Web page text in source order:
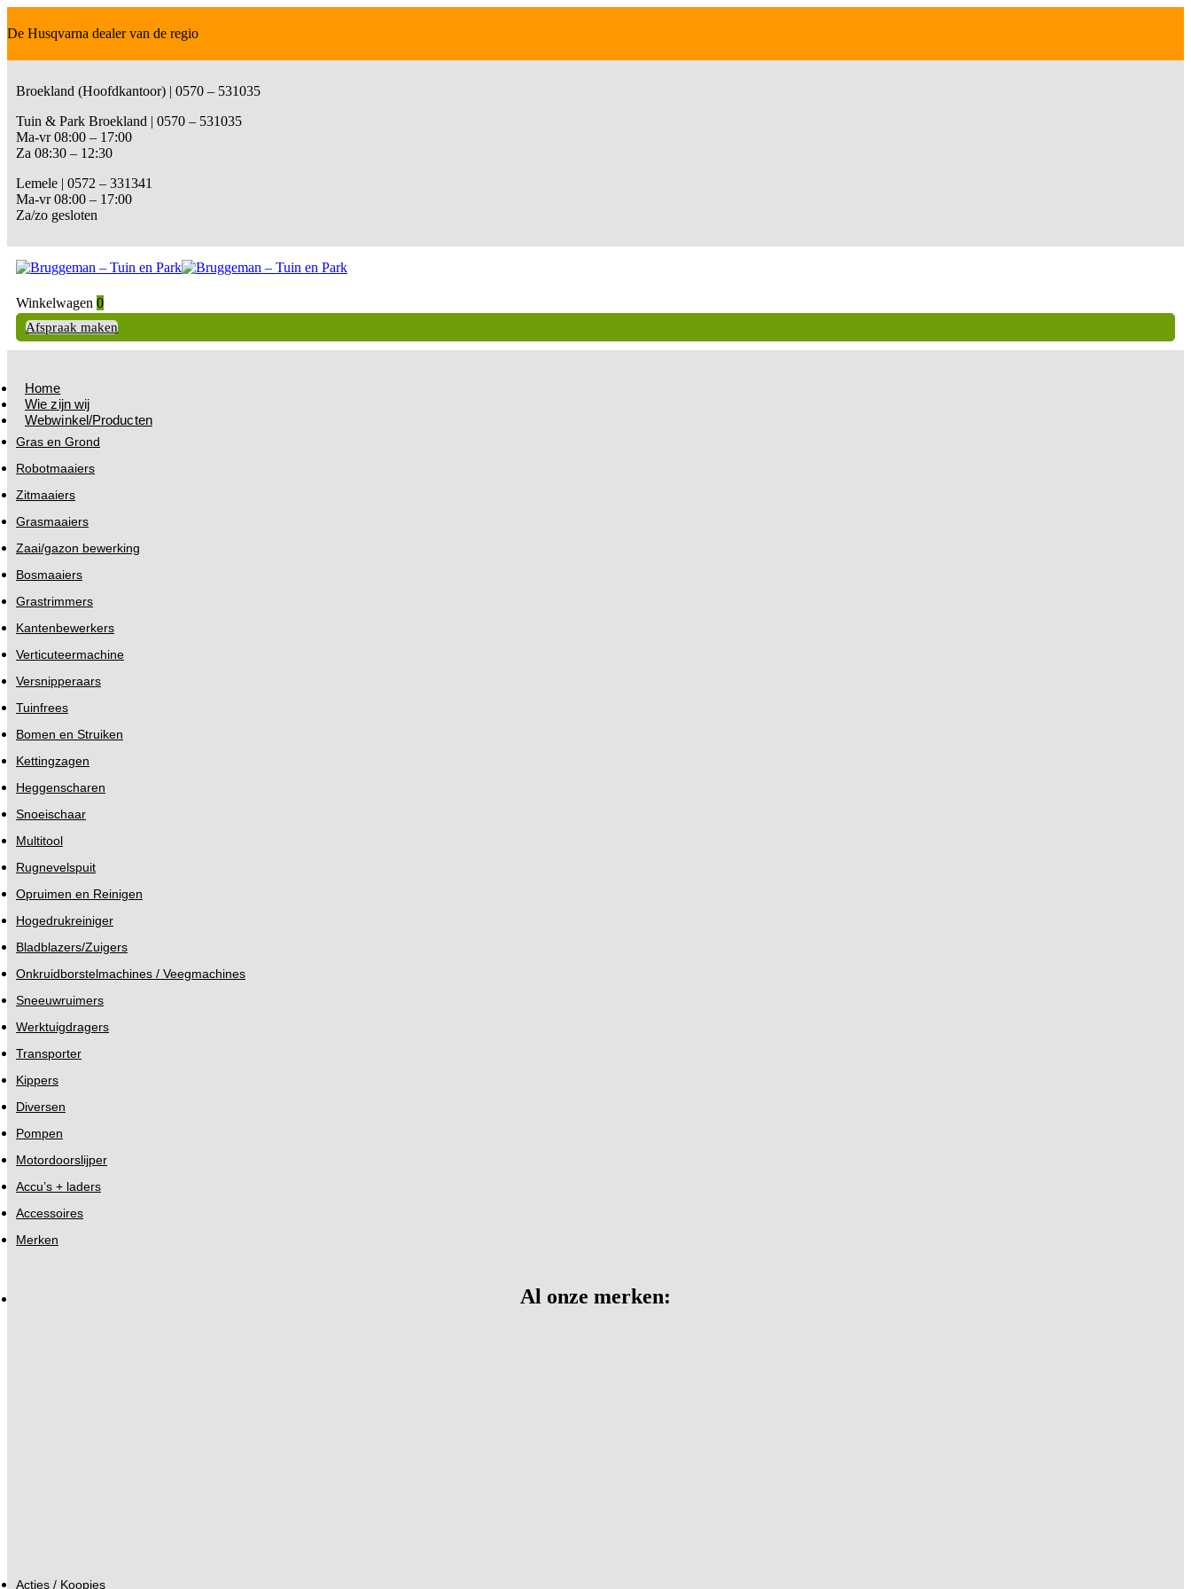
De Husqvarna dealer van de regio
Broekland (Hoofdkantoor) | 0570 – 531035
Tuin & Park Broekland | 0570 – 531035
Ma-vr 08:00 – 17:00
Za 08:30 – 12:30
Lemele | 0572 – 331341
Ma-vr 08:00 – 17:00
Za/zo gesloten
Winkelwagen 0
Afspraak maken
Home
Wie zijn wij
Webwinkel/Producten
Gras en Grond
Robotmaaiers
Zitmaaiers
Grasmaaiers
Zaai/gazon bewerking
Bosmaaiers
Grastrimmers
Kantenbewerkers
Verticuteermachine
Versnipperaars
Tuinfrees
Bomen en Struiken
Kettingzagen
Heggenscharen
Snoeischaar
Multitool
Rugnevelspuit
Opruimen en Reinigen
Hogedrukreiniger
Bladblazers/Zuigers
Onkruidborstelmachines / Veegmachines
Sneeuwruimers
Werktuigdragers
Transporter
Kippers
Diversen
Pompen
Motordoorslijper
Accu’s + laders
Accessoires
Merken
Al onze merken:
Acties / Koopjes